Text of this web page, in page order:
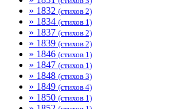
» 1832 (стихов 2)
» 1834 (стихов 1)
» 1837 (стихов 2)
» 1839 (стихов 2)
» 1846 (стихов 1)
» 1847 (стихов 1)
» 1848 (стихов 3)
» 1849 (стихов 4)
» 1850 (стихов 1)